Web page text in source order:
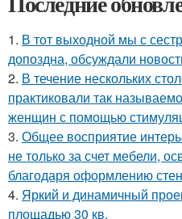
1. В тот выходной мы с
допоздна, обсуждали
2. В течение нескольких
практиковали так
женщин с помощью
3. Общее восприятие
не только за счет мебели,
благодаря оформлению
4. Яркий и динамичный
площадью 30 кв.